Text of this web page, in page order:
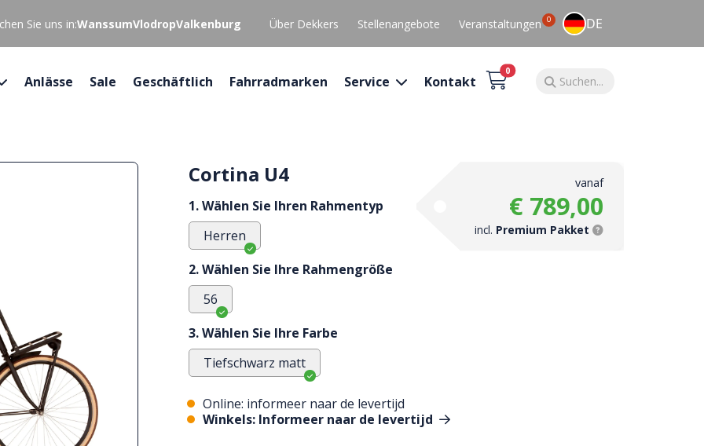
Sie uns in:WanssumVlodropValkenburg Über Dekkers Stellenangebote Veranstaltungen 0 DE
Anlässe Sale Geschäftlich Fahrradmarken Service Kontakt
0
Cortina U4 vanaf
€ 789,00
incl. Premium Pakket
1. Wählen Sie Ihren Rahmentyp
Herren
2. Wählen Sie Ihre Rahmengröße
56
3. Wählen Sie Ihre Farbe
Tiefschwarz matt
Online: informeer naar de levertijd
Winkels: Informeer naar de levertijd